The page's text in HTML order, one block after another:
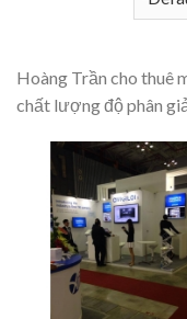
Hoàng Trần cho thuê
chất lượng độ phân